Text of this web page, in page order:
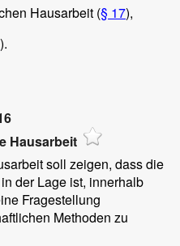
Hausarbeit (§ 17),
).
Hausarbeit
soll zeigen, dass die
der Lage ist, innerhalb
Fragestellung
Methoden zu